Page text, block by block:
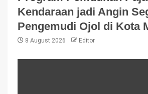
Kendaraan jadi Angin
Pengemudi Ojol di Kota
8 August 2026 Editor